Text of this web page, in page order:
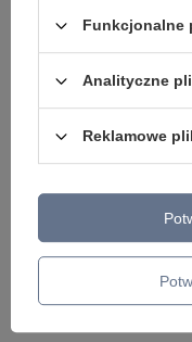
Potrzebujesz
chcesz lepszą
szybko i przygotujemy
Model znajdziesz w
Napisz swoją
Funkcjonalne
Analityczne
Reklamowe